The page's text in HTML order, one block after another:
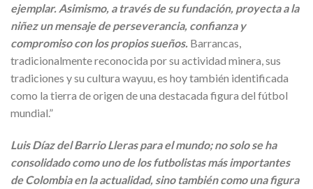
ejemplar. Asimismo, a través de su fundación, proyecta a la
niñez un mensaje de perseverancia, confianza y
compromiso con los propios sueños. Barrancas,
tradicionalmente reconocida por su actividad minera, sus
tradiciones y su cultura wayuu, es hoy también identificada
como la tierra de origen de una destacada figura del fútbol
mundial.”
Luis Díaz del Barrio Lleras para el mundo; no solo se ha
consolidado como uno de los futbolistas más importantes
de Colombia en la actualidad, sino también como una figura